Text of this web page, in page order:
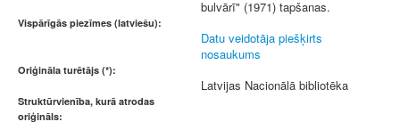
bulvārī" (1971) tapšanas.
Vispārīgās piezīmes (latviešu):
Datu veidotāja piešķirts
nosaukums
Oriģināla turētājs (*):
Latvijas Nacionālā bibliotēka
Struktūrvienība, kurā atrodas
oriģināls: